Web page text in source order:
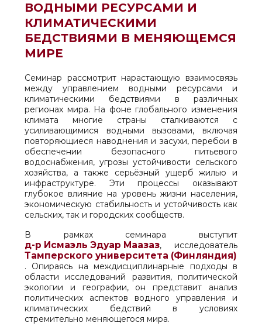
ВОДНЫМИ РЕСУРСАМИ И
КЛИМАТИЧЕСКИМИ
БЕДСТВИЯМИ В МЕНЯЮЩЕМСЯ
МИРЕ
Семинар рассмотрит нарастающую взаимосвязь
между управлением водными ресурсами и
климатическими бедствиями в различных
регионах мира. На фоне глобального изменения
климата многие страны сталкиваются с
усиливающимися водными вызовами, включая
повторяющиеся наводнения и засухи, перебои в
обеспечении безопасного питьевого
водоснабжения, угрозы устойчивости сельского
хозяйства, а также серьёзный ущерб жилью и
инфраструктуре. Эти процессы оказывают
глубокое влияние на уровень жизни населения,
экономическую стабильность и устойчивость как
сельских, так и городских сообществ.
В рамках семинара выступит
д-р Исмаэль Эдуар Маазаз, исследователь
Тамперского университета (Финляндия)
. Опираясь на междисциплинарные подходы в
области исследований развития, политической
экологии и географии, он представит анализ
политических аспектов водного управления и
климатических бедствий в условиях
стремительно меняющегося мира.